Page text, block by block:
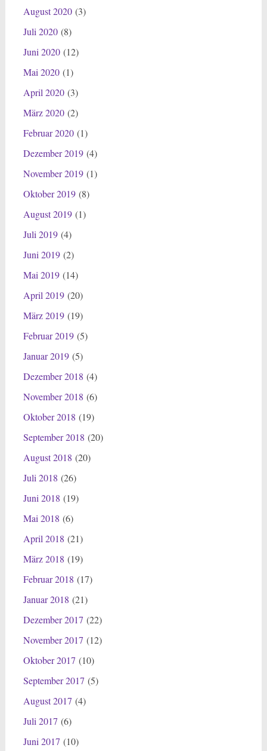
August 2020(3)
Juli 2020(8)
Juni 2020(12)
Mai 2020(1)
April 2020(3)
März 2020(2)
Februar 2020(1)
Dezember 2019(4)
November 2019(1)
Oktober 2019(8)
August 2019(1)
Juli 2019(4)
Juni 2019(2)
Mai 2019(14)
April 2019(20)
März 2019(19)
Februar 2019(5)
Januar 2019(5)
Dezember 2018 (4)
November 2018 (6)
Oktober 2018 (19)
September 2018 (20)
August 2018 (20)
Juli 2018 (26)
Juni 2018 (19)
Mai 2018 (6)
April 2018 (21)
März 2018 (19)
Februar 2018 (17)
Januar 2018 (21)
Dezember 2017 (22)
November 2017 (12)
Oktober 2017 (10)
September 2017 (5)
August 2017 (4)
Juli 2017 (6)
Juni 2017 (10)